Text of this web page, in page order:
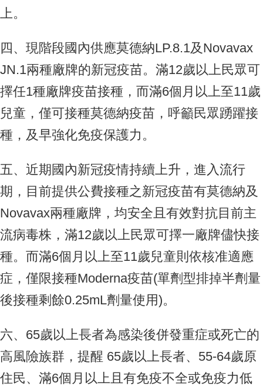
上。
四、現階段國內供應莫德納LP.8.1及Novavax
JN.1兩種廠牌的新冠疫苗。滿12歲以上民眾可
擇任1種廠牌疫苗接種，而滿6個月以上至11歲
兒童，僅可接種莫德納疫苗，呼籲民眾踴躍接
種，及早強化免疫保護力。
五、近期國內新冠疫情持續上升，進入流行
期，目前提供公費接種之新冠疫苗有莫德納及
Novavax兩種廠牌，均安全且有效對抗目前主
流病毒株，滿12歲以上民眾可擇一廠牌儘快接
種。而滿6個月以上至11歲兒童則依核准適應
症，僅限接種Moderna疫苗(單劑型排掉半劑量
後接種剩餘0.25mL劑量使用)。
六、65歲以上長者為感染後併發重症或死亡的
高風險族群，提醒 65歲以上長者、55-64歲原
住民、滿6個月以上且有免疫不全或免疫力低